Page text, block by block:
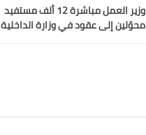
وزير العمل مباشرة 12 ألف مستفيد
محوّلين إلى عقود في وزارة الداخلية